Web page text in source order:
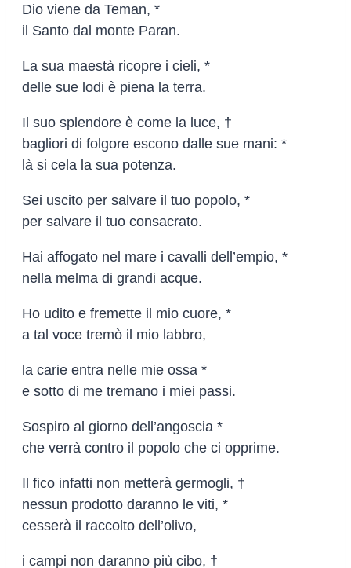
Dio viene da Teman, *
il Santo dal monte Paran.
La sua maestà ricopre i cieli, *
delle sue lodi è piena la terra.
Il suo splendore è come la luce, †
bagliori di folgore escono dalle sue mani: *
là si cela la sua potenza.
Sei uscito per salvare il tuo popolo, *
per salvare il tuo consacrato.
Hai affogato nel mare i cavalli dell’empio, *
nella melma di grandi acque.
Ho udito e fremette il mio cuore, *
a tal voce tremò il mio labbro,
la carie entra nelle mie ossa *
e sotto di me tremano i miei passi.
Sospiro al giorno dell’angoscia *
che verrà contro il popolo che ci opprime.
Il fico infatti non metterà germogli, †
nessun prodotto daranno le viti, *
cesserà il raccolto dell’olivo,
i campi non daranno più cibo, †